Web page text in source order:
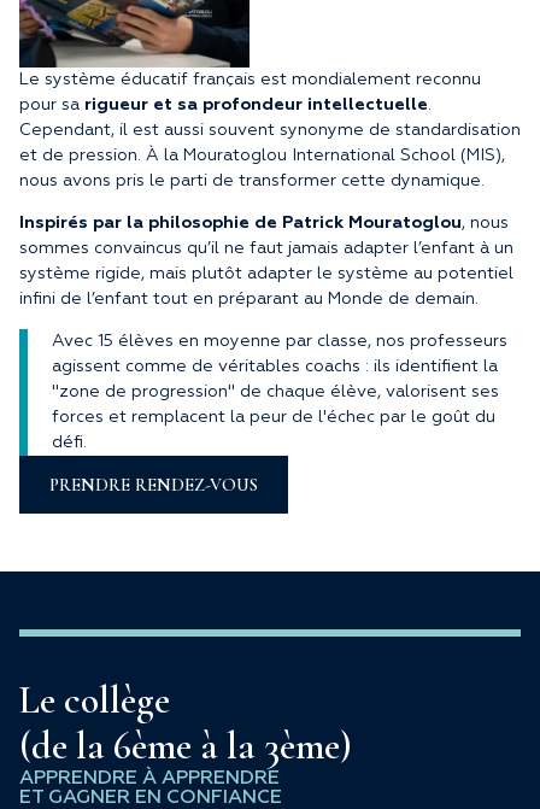
Le système éducatif français est mondialement reconnu
pour sa rigueur et sa profondeur intellectuelle
Cependant, il est aussi souvent synonyme de standardisation
et de pression. À la Mouratoglou International School (MIS),
nous avons pris le parti de transformer cette dynamique.
Inspirés par la philosophie de Patrick Mouratoglou, nous
sommes convaincus qu’il ne faut jamais adapter l’enfant à un
système rigide, mais plutôt adapter le système au potentiel
infini de l’enfant tout en préparant au Monde de demain.
Avec 15 élèves en moyenne par classe, nos professeurs
agissent comme de véritables coachs : ils identifient la
"zone de progression" de chaque élève, valorisent ses
forces et remplacent la peur de l'échec par le goût du
défi.
PRENDRE RENDEZ-VOUS
Le collège
(de la 6ème à la 3ème)
APPRENDRE À APPRENDRE
ET GAGNER EN CONFIANCE